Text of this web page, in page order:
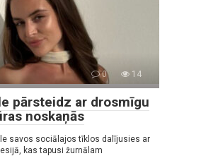
0 14
pārsteidz ar drosmīgu
noskaņās
savos sociālajos tīklos dalījusies ar
kas tapusi žurnālam